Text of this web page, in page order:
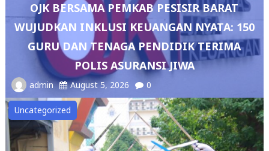
OJK BERSAMA PEMKAB PESISIR BARAT
WUJUDKAN INKLUSI KEUANGAN NYATA: 150
GURU DAN TENAGA PENDIDIK TERIMA
POLIS ASURANSI JIWA
admin August 5, 2026 0
Uncategorized